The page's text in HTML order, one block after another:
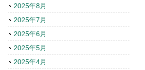
2025年8月
2025年7月
2025年6月
2025年5月
2025年4月